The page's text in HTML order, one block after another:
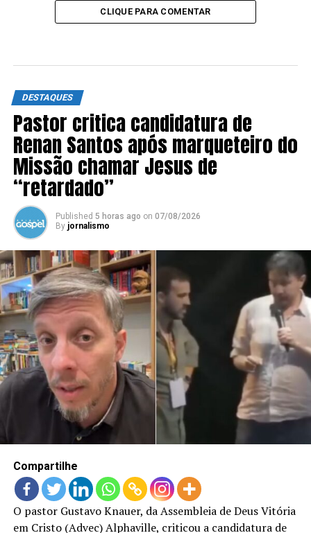
CLIQUE PARA COMENTAR
DESTAQUES
Pastor critica candidatura de
Renan Santos após marqueteiro do
Missão chamar Jesus de
“retardado”
Published 5 horas ago on 07/08/2026
By jornalismo
Compartilhe
O pastor Gustavo Knauer, da Assembleia de Deus Vitória
em Cristo (Advec) Alphaville, criticou a candidatura de